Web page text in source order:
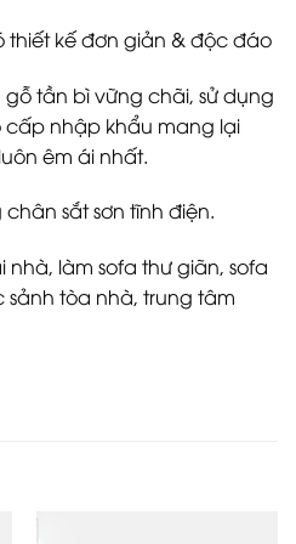
thiết kế đơn giản & độc đáo
tần bì vững chãi, sử dụng
nhập khẩu mang lại
êm ái nhất.
sắt sơn tĩnh điện.
làm sofa thư giãn, sofa
tòa nhà, trung tâm